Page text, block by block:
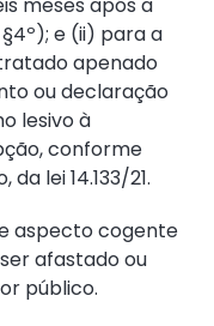
meses após a
e (ii) para a
apenado
ou declaração
lesivo à
conforme
lei 14.133/21.
aspecto cogente
afastado ou
público.